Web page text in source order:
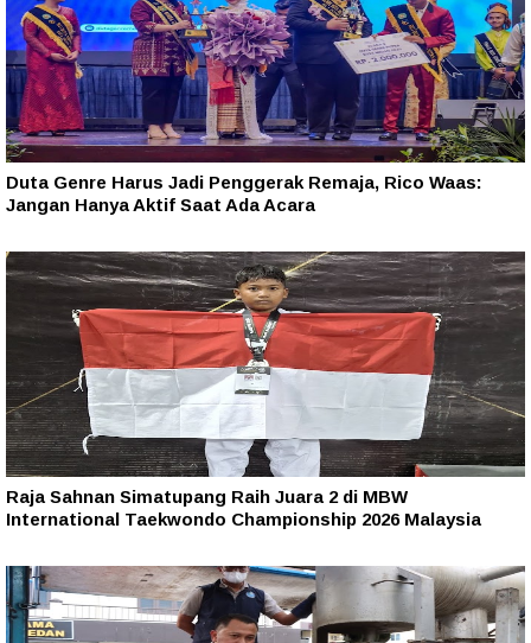
Duta Genre Harus Jadi Penggerak Remaja, Rico Waas:
Jangan Hanya Aktif Saat Ada Acara
Raja Sahnan Simatupang Raih Juara 2 di MBW
International Taekwondo Championship 2026 Malaysia